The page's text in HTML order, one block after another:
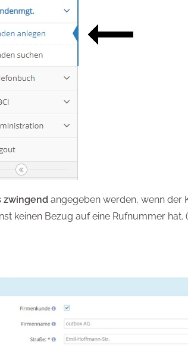
zwingendangegeben werden, wenn der
keinen Bezug auf eine Rufnummer hat.